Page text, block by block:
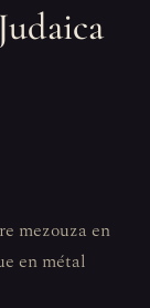
mezouza en
en métal